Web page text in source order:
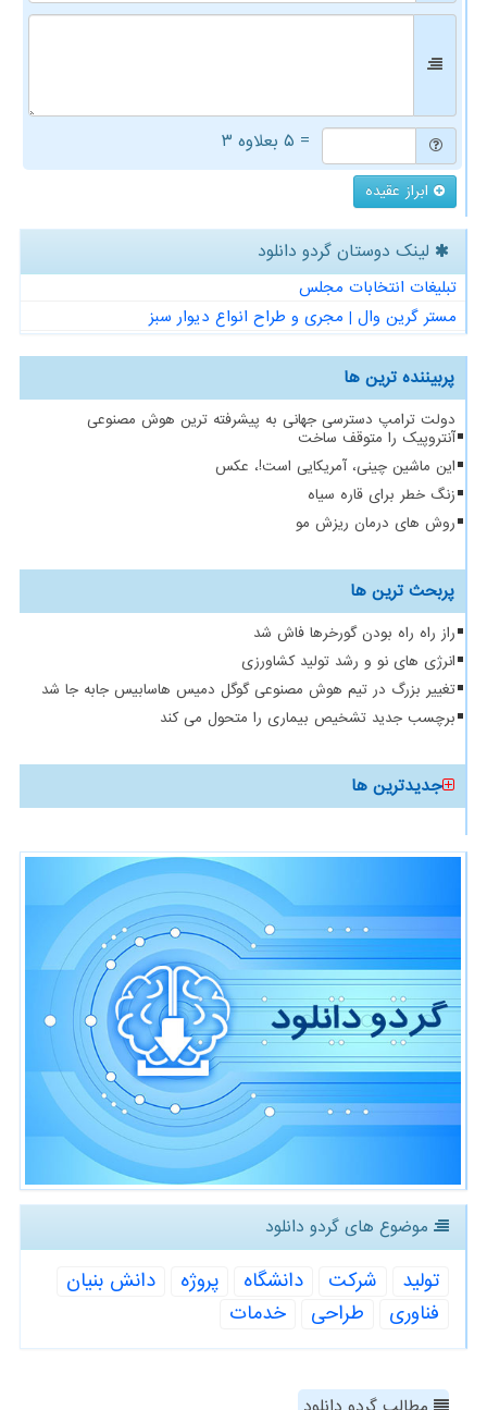
= ۵ بعلاوه ۳
ابراز عقیده
لینک دوستان گردو دانلود
تبلیغات انتخابات مجلس
مستر گرین وال | مجری و طراح انواع دیوار سبز
پربیننده ترین ها
دولت ترامپ دسترسی جهانی به پیشرفته ترین هوش مصنوعی
آنتروپیک را متوقف ساخت
این ماشین چینی، آمریکایی است!، عکس
زنگ خطر برای قاره سیاه
روش های درمان ریزش مو
پربحث ترین ها
راز راه راه بودن گورخرها فاش شد
انرژی های نو و رشد تولید کشاورزی
تغییر بزرگ در تیم هوش مصنوعی گوگل دمیس هاسابیس جابه جا شد
برچسب جدید تشخیص بیماری را متحول می کند
جدیدترین ها
موضوع های گردو دانلود
تولید شركت دانشگاه پروژه
دانش بنیان
فناوری
طراحی خدمات